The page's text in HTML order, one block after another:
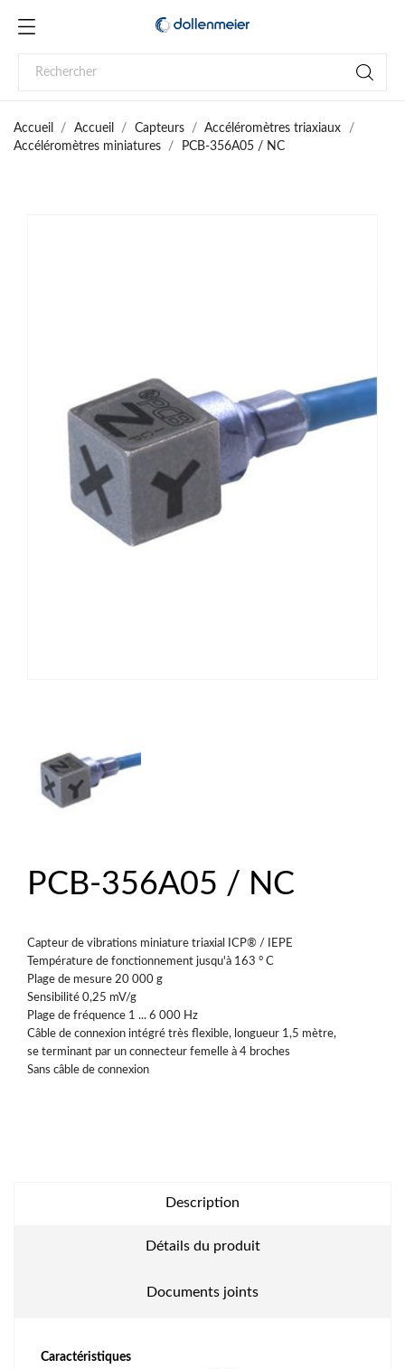
Accueil Accueil Capteurs
Accéléromètres triaxiaux
Accéléromètres miniatures
PCB-356A05 / NC
PCB-356A05 / NC
Capteur de vibrations miniature triaxial ICP® / IEPE
Température de fonctionnement jusqu'à 163 ° C
Plage de mesure 20 000 g
Sensibilité 0,25 mV/g
Plage de fréquence 1 ... 6 000 Hz
Câble de connexion intégré très flexible, longueur 1,5 mètre,
se terminant par un connecteur femelle à 4 broches
Sans câble de connexion
Description
Détails du produit
Documents joints
Caractéristiques